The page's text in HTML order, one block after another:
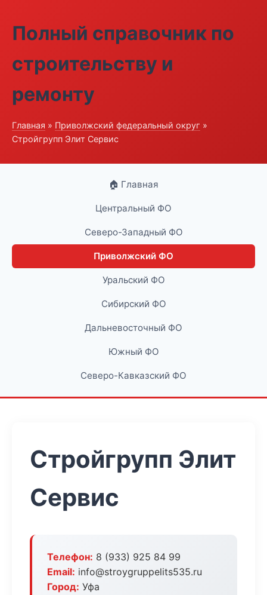
Полный справочник по
строительству и
ремонту
Главная » Приволжский федеральный округ »
Стройгрупп Элит Сервис
🏠 Главная
Центральный ФО
Северо-Западный ФО
Приволжский ФО
Уральский ФО
Сибирский ФО
Дальневосточный ФО
Южный ФО
Северо-Кавказский ФО
Стройгрупп Элит
Сервис
Телефон: 8 (933) 925 84 99
Email: info@stroygruppelits535.ru
Город: Уфа